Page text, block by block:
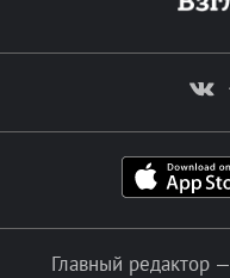
Главный редактор